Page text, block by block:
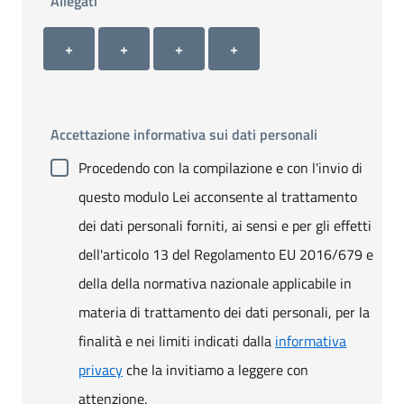
Allegato 1
+
Allegato 2
+
Allegato 3
+
Allegato 4
+
Accettazione informativa sui dati personali
Procedendo con la compilazione e con l'invio di
questo modulo Lei acconsente al trattamento
dei dati personali forniti, ai sensi e per gli effetti
dell'articolo 13 del Regolamento EU 2016/679 e
della della normativa nazionale applicabile in
materia di trattamento dei dati personali, per la
finalità e nei limiti indicati dalla informativa
privacyche la invitiamo a leggere con
attenzione.